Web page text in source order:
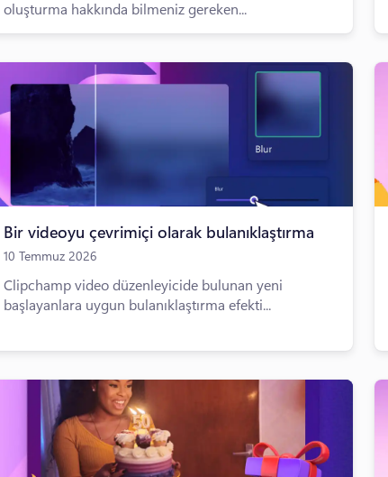
oluşturma hakkında bilmeniz gereken...
Bir videoyu çevrimiçi olarak bulanıklaştırma
10 Temmuz 2026
Clipchamp video düzenleyicide bulunan yeni
başlayanlara uygun bulanıklaştırma efekti...